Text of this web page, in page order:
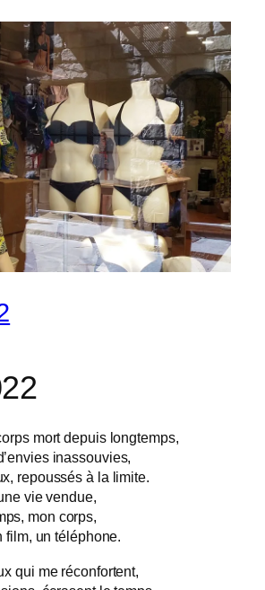
mort depuis longtemps,
inassouvies,
repoussés à la limite.
vie vendue,
mon corps,
film, un téléphone.
qui me réconfortent,